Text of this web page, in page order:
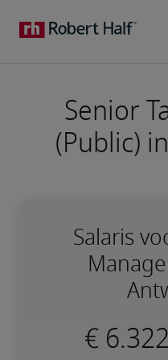
Senior
(Public)
Salaris